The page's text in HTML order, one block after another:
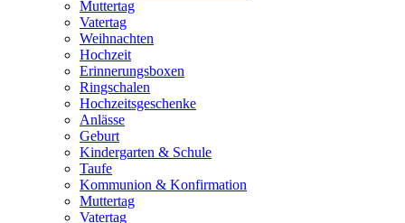
Muttertag
Vatertag
Weihnachten
Hochzeit
Erinnerungsboxen
Ringschalen
Hochzeitsgeschenke
Anlässe
Geburt
Kindergarten & Schule
Taufe
Kommunion & Konfirmation
Muttertag
Vatertag